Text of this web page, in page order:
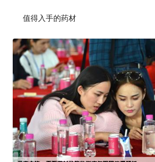
值得入手的药材